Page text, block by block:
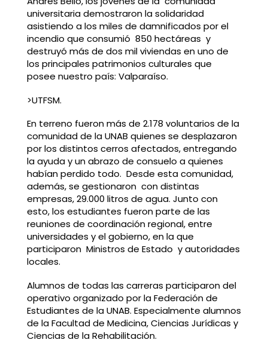
universitaria demostraron la solidaridad
asistiendo a los miles de damnificados por el
incendio que consumió 850 hectáreas y
destruyó más de dos mil viviendas en uno de
los principales patrimonios culturales que
posee nuestro país: Valparaíso.
>UTFSM.
En terreno fueron más de 2.178 voluntarios de la
comunidad de la UNAB quienes se desplazaron
por los distintos cerros afectados, entregando
la ayuda y un abrazo de consuelo a quienes
habían perdido todo. Desde esta comunidad,
además, se gestionaron con distintas
empresas, 29.000 litros de agua. Junto con
esto, los estudiantes fueron parte de las
reuniones de coordinación regional, entre
universidades y el gobierno, en la que
participaron Ministros de Estado y autoridades
locales.
Alumnos de todas las carreras participaron del
operativo organizado por la Federación de
Estudiantes de la UNAB. Especialmente alumnos
de la Facultad de Medicina, Ciencias Jurídicas y
Ciencias de la Rehabilitación.